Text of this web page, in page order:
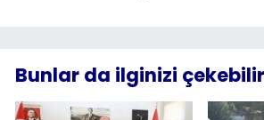
Bunlar da ilginizi çekebilir